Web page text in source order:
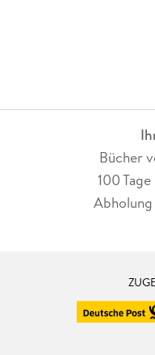
Bücher
100